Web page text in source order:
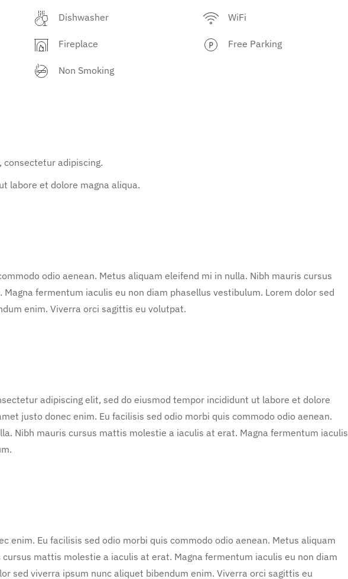
Dishwasher WiFi
Fireplace Free Parking
Non Smoking
adipiscing.
labore et dolore magna aliqua.
odio aenean. Metus aliquam eleifend mi in nulla. Nibh mauris cursus
fermentum iaculis eu non diam phasellus vestibulum. Lorem dolor sed
enim. Viverra orci sagittis eu volutpat.
adipiscing elit, sed do eiusmod tempor incididunt ut labore et dolore
justo donec enim. Eu facilisis sed odio morbi quis commodo odio aenean.
Nibh mauris cursus mattis molestie a iaculis at erat. Magna fermentum iaculis
enim. Eu facilisis sed odio morbi quis commodo odio aenean. Metus aliquam
mattis molestie a iaculis at erat. Magna fermentum iaculis eu non diam
sed viverra ipsum nunc aliquet bibendum enim. Viverra orci sagittis eu